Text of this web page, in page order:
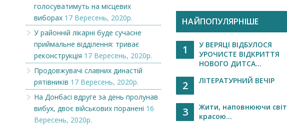
голосуватимуть на місцевих
виборах 17 Вересень, 2020р.
У районній лікарні буде сучасне
приймальне відділення: триває
реконструкція 17 Вересень, 2020р.
Продовжувачі славних династій
рятівників 17 Вересень, 2020р.
На Донбасі вдруге за день пролунав
вибух, двоє військових поранені 16
Вересень, 2020р.
НАЙПОПУЛЯРНІШЕ
1
У ВЕРЯЦІ ВІДБУЛОСЯ
УРОЧИСТЕ ВІДКРИТТЯ
НОВОГО ДИТСА...
2 ЛІТЕРАТУРНИЙ ВЕЧІР
3
Жити, наповнюючи світ
красою...